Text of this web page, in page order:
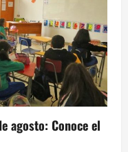
agosto: Conoce el